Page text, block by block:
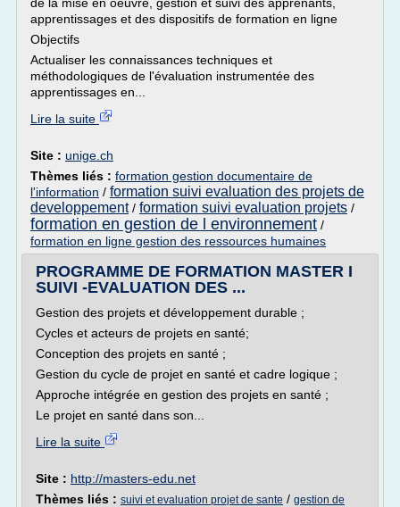
apprentissages et des dispositifs de formation en ligne
Objectifs
Actualiser les connaissances techniques et
méthodologiques de l'évaluation instrumentée des
apprentissages en...
Lire la suite
Site : unige.ch
Thèmes liés : formation gestion documentaire de
l'information / formation suivi evaluation des projets de
developpement/ formation suivi evaluation projets /
formation en gestion de l environnement /
formation en ligne gestion des ressources humaines
PROGRAMME DE FORMATION MASTER I
SUIVI -EVALUATION DES ...
Gestion des projets et développement durable ;
Cycles et acteurs de projets en santé;
Conception des projets en santé ;
Gestion du cycle de projet en santé et cadre logique ;
Approche intégrée en gestion des projets en santé ;
Le projet en santé dans son...
Lire la suite
Site : http://masters-edu.net
Thèmes liés : suivi et evaluation projet de sante / gestion de